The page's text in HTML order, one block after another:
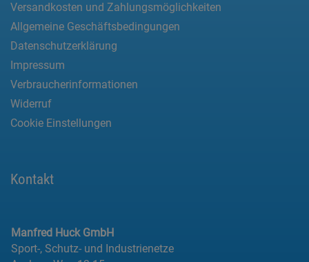
Versandkosten und Zahlungsmöglichkeiten
Allgemeine Geschäftsbedingungen
Datenschutzerklärung
Impressum
Verbraucherinformationen
Widerruf
Cookie Einstellungen
Kontakt
Manfred Huck GmbH
Sport-, Schutz- und Industrienetze